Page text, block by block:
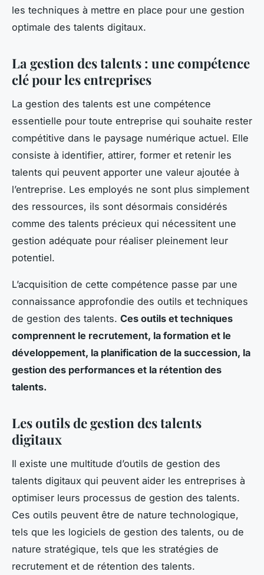
les techniques à mettre en place pour une gestion
optimale des talents digitaux.
La gestion des talents : une compétence
clé pour les entreprises
La gestion des talents est une compétence
essentielle pour toute entreprise qui souhaite rester
compétitive dans le paysage numérique actuel. Elle
consiste à identifier, attirer, former et retenir les
talents qui peuvent apporter une valeur ajoutée à
l’entreprise. Les employés ne sont plus simplement
des ressources, ils sont désormais considérés
comme des talents précieux qui nécessitent une
gestion adéquate pour réaliser pleinement leur
potentiel.
L’acquisition de cette compétence passe par une
connaissance approfondie des outils et techniques
de gestion des talents. Ces outils et techniques
comprennent le recrutement, la formation et le
développement, la planification de la succession, la
gestion des performances et la rétention des
talents.
Les outils de gestion des talents
digitaux
Il existe une multitude d’outils de gestion des
talents digitaux qui peuvent aider les entreprises à
optimiser leurs processus de gestion des talents.
Ces outils peuvent être de nature technologique,
tels que les logiciels de gestion des talents, ou de
nature stratégique, tels que les stratégies de
recrutement et de rétention des talents.